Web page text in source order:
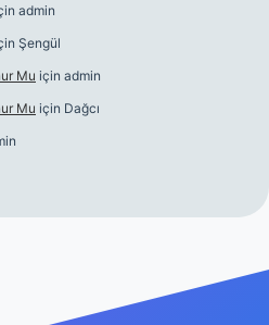
admin
Şengül
Mu için admin
Mu için Dağcı